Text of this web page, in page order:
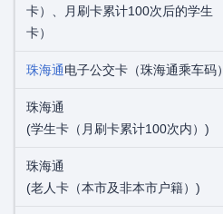
卡）、月刷卡累计100次后的学生
卡）
珠海通电子公交卡（珠海通乘车码）
珠海通
(学生卡（月刷卡累计100次内）)
珠海通
(老人卡（本市及非本市户籍）)